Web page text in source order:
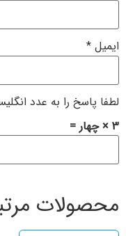
ایمیل *
لطفا پاسخ را به عدد
3 × چهار =
محصولات